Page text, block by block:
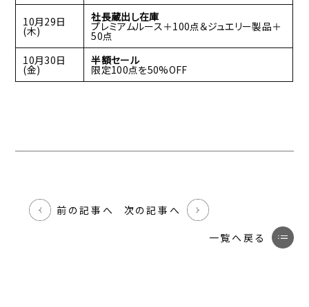
10月29日
(木)
社長蔵出し在庫
プレミアムルース＋100点＆ジュエリー製品＋
50点
10月30日
(金)
半額セール
限定100点を50%OFF
前の記事へ
一覧へ戻る
次の記事へ